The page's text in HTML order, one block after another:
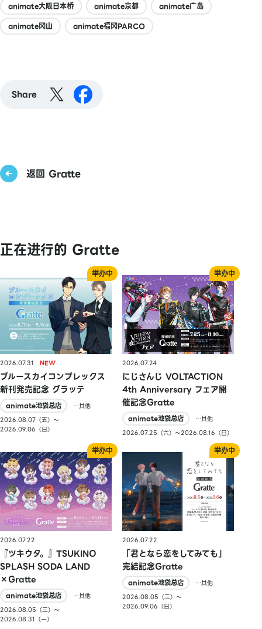
animate大阪日本桥
animate京都
animate广岛
animate冈山
animate福冈PARCO
Share
返回 Gratte
正在进行的 Gratte
2026.07.31
ブルースカイコンプレックス
新刊発売記念 グラッテ
animate池袋总店
…其他
2026.08.07（五）〜
2026.09.06（日）
2026.07.24
にじさんじ VOLTACTION
4th Anniversary フェア開
催記念Gratte
animate池袋总店
…其他
2026.07.25（六）〜2026.08.16（日）
2026.07.22
『ツキウタ。』TSUKINO
SPLASH SODA LAND
×Gratte
animate池袋总店
…其他
2026.08.05（三）〜
2026.08.31（一）
2026.07.22
「君となら恋をしてみても」
完結記念Gratte
animate池袋总店
…其他
2026.08.05（三）〜
2026.09.06（日）